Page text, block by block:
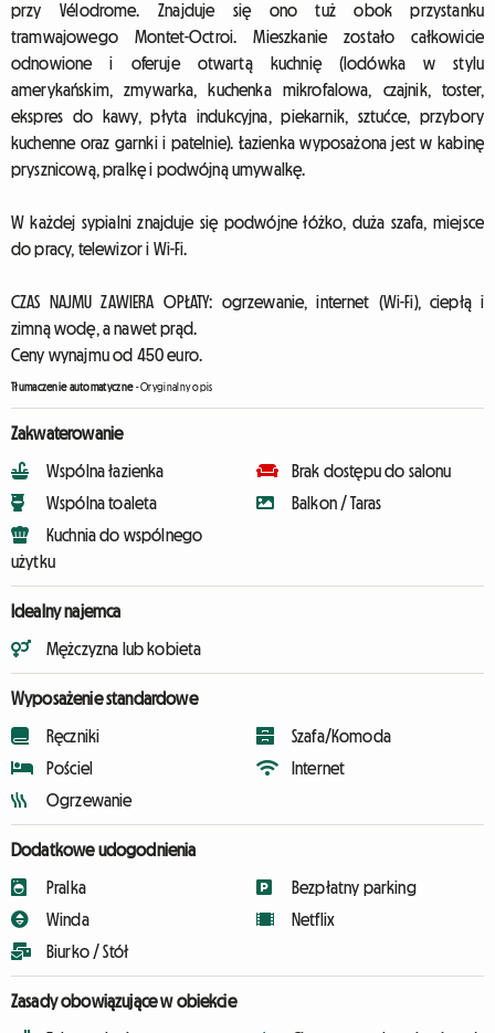
przy Vélodrome. Znajduje się ono tuż obok przystanku
tramwajowego Montet-Octroi. Mieszkanie zostało całkowicie
odnowione i oferuje otwartą kuchnię (lodówka w stylu
amerykańskim, zmywarka, kuchenka mikrofalowa, czajnik, toster,
ekspres do kawy, płyta indukcyjna, piekarnik, sztućce, przybory
kuchenne oraz garnki i patelnie). Łazienka wyposażona jest w kabinę
prysznicową, pralkę i podwójną umywalkę.
W każdej sypialni znajduje się podwójne łóżko, duża szafa, miejsce
do pracy, telewizor i Wi-Fi.
CZAS NAJMU ZAWIERA OPŁATY: ogrzewanie, internet (Wi-Fi), ciepłą i
zimną wodę, a nawet prąd.
Ceny wynajmu od 450 euro.
Tłumaczenie automatyczne-Oryginalny opis
Zakwaterowanie
Wspólna łazienka
Wspólna toaleta
Kuchnia do wspólnego
użytku
Brak dostępu do salonu
Balkon / Taras
Idealny najemca
Mężczyzna lub kobieta
Wyposażenie standardowe
Ręczniki
Pościel
Ogrzewanie
Szafa/Komoda
Internet
Dodatkowe udogodnienia
Pralka
Winda
Biurko / Stół
Bezpłatny parking
Netflix
Zasady obowiązujące w obiekcie